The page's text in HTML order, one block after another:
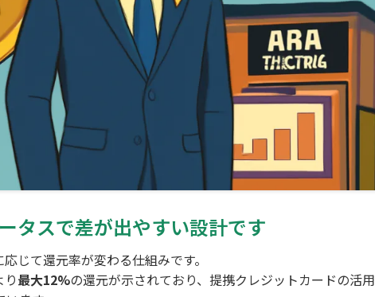
タスで差が出やすい設計です
じて還元率が変わる仕組みです。
最大12%の還元が示されており、提携クレジットカードの活用